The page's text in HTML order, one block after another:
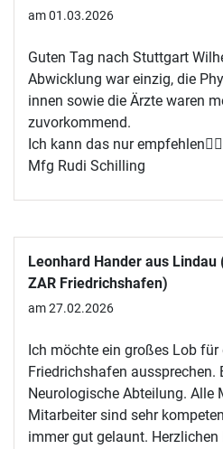
am 01.03.2026
Guten Tag nach Stuttgart
Abwicklung war einzig, die
innen sowie die Ärzte waren
zuvorkommend.
Ich kann das nur empfehlen🙋‍♂️
Mfg Rudi Schilling
Leonhard Hander aus
ZAR Friedrichshafen)
am 27.02.2026
Ich möchte ein großes Lob für
Friedrichshafen aussprechen.
Neurologische Abteilung. Alle
Mitarbeiter sind sehr
immer gut gelaunt. Herzlichen